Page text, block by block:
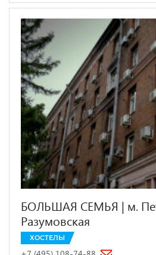
БОЛЬШАЯ СЕМЬЯ | м.
Разумовская
ХОСТЕЛЫ